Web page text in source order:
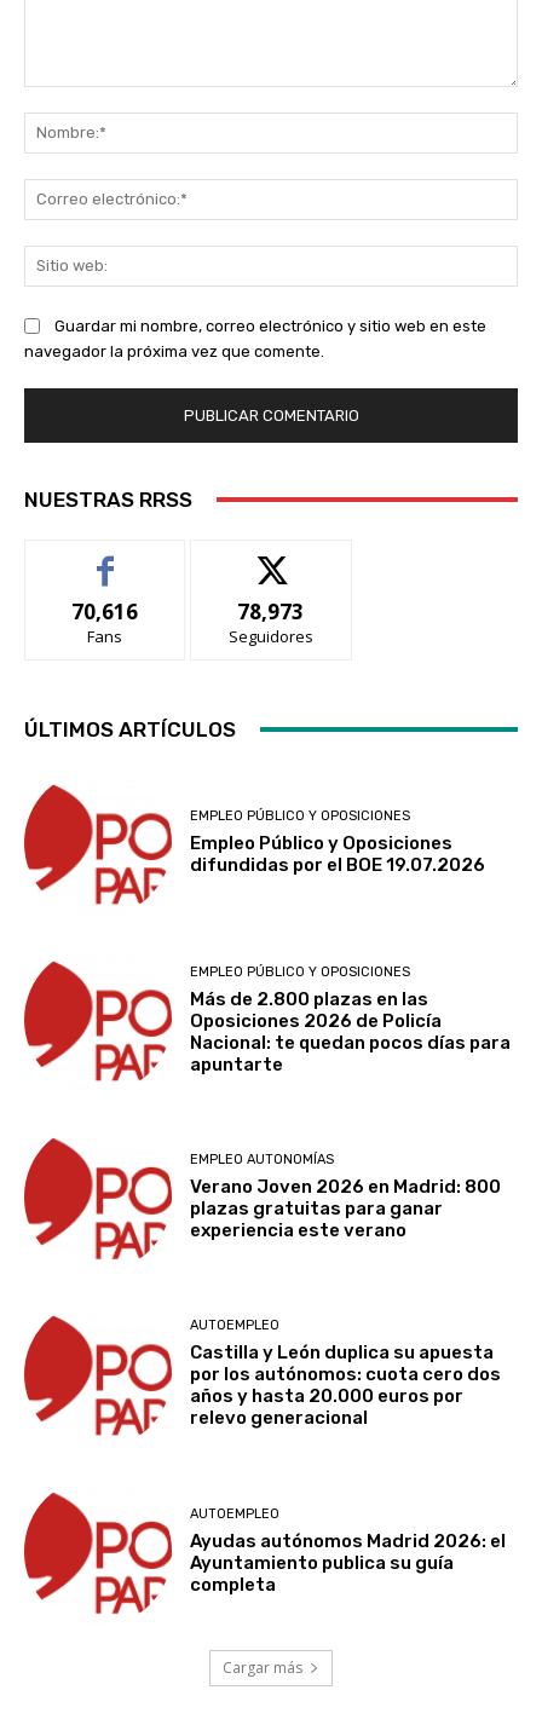
Guardar mi nombre, correo electrónico y sitio web en este
navegador la próxima vez que comente.
NUESTRAS RRSS
70,616
Fans
78,973
Seguidores
ÚLTIMOS ARTÍCULOS
EMPLEO PÚBLICO Y OPOSICIONES
Empleo Público y Oposiciones
difundidas por el BOE 19.07.2026
EMPLEO PÚBLICO Y OPOSICIONES
Más de 2.800 plazas en las
Oposiciones 2026 de Policía
Nacional: te quedan pocos días para
apuntarte
EMPLEO AUTONOMÍAS
Verano Joven 2026 en Madrid: 800
plazas gratuitas para ganar
experiencia este verano
AUTOEMPLEO
Castilla y León duplica su apuesta
por los autónomos: cuota cero dos
años y hasta 20.000 euros por
relevo generacional
AUTOEMPLEO
Ayudas autónomos Madrid 2026: el
Ayuntamiento publica su guía
completa
Cargar más